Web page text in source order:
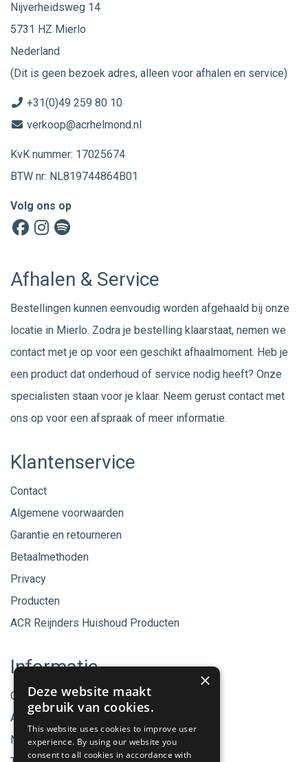
Nijverheidsweg 14
5731 HZ Mierlo
Nederland
(Dit is geen bezoek adres, alleen voor afhalen en service)
+31(0)49 259 80 10
verkoop@acrhelmond.nl
KvK nummer: 17025674
BTW nr: NL819744864B01
Volg ons op
Afhalen & Service
Bestellingen kunnen eenvoudig worden afgehaald bij onze
locatie in Mierlo. Zodra je bestelling klaarstaat, nemen we
contact met je op voor een geschikt afhaalmoment. Heb je
een product dat onderhoud of service nodig heeft? Onze
specialisten staan voor je klaar. Neem gerust contact met
ons op voor een afspraak of meer informatie.
Klantenservice
Contact
Algemene voorwaarden
Garantie en retourneren
Betaalmethoden
Privacy
Producten
ACR Reijnders Huishoud Producten
Informatie
Onze merken
Aanbiedingen
Nieuwe producten
×
Deze website maakt
gebruik van cookies.
This website uses cookies to improve user
experience. By using our website you
consent to all cookies in accordance with